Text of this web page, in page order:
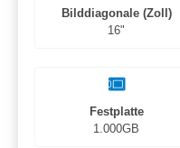
Bilddiagonale (Zoll)
16"
Festplatte
1.000GB